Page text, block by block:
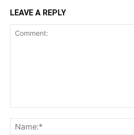
LEAVE A REPLY